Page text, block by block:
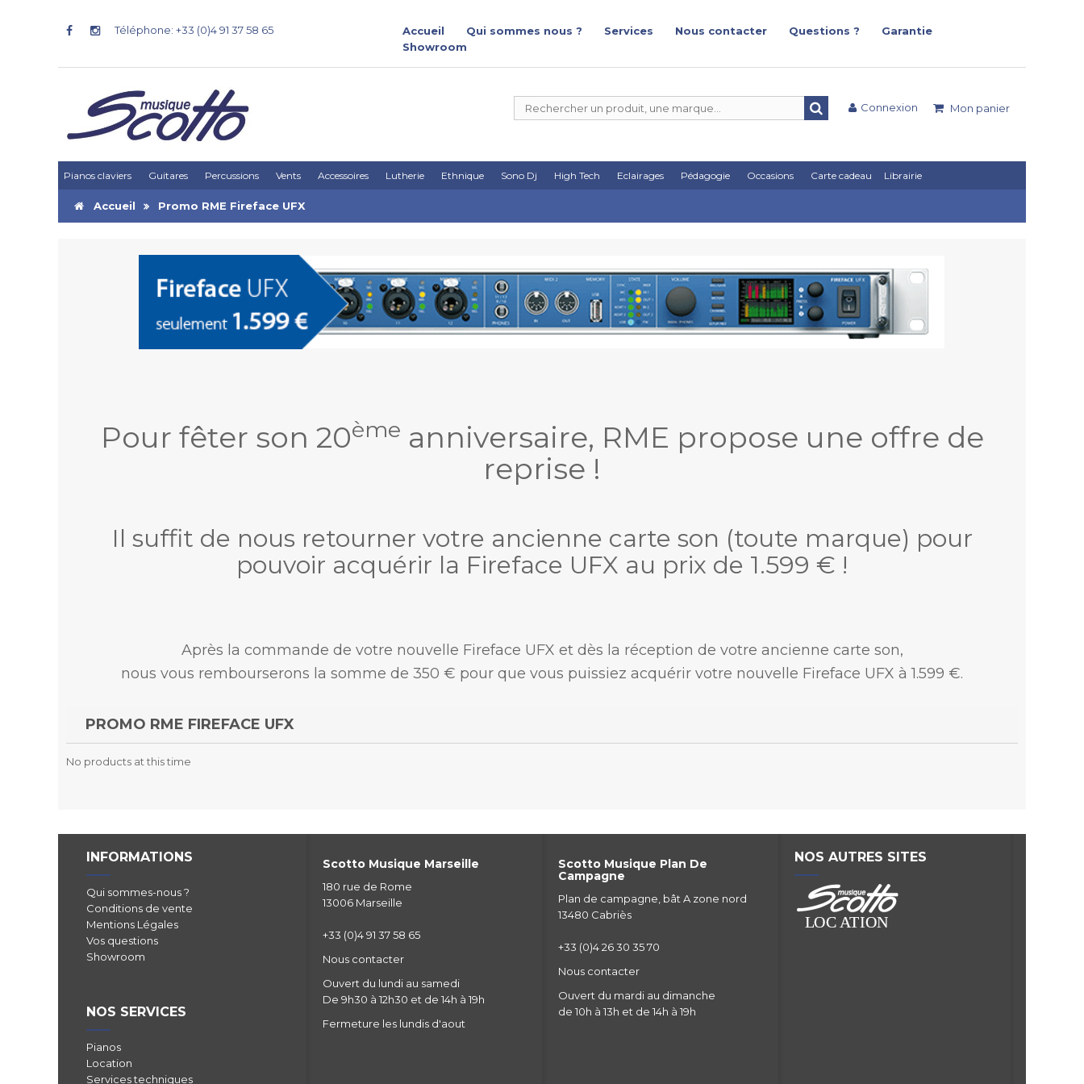
Téléphone: +33 (0)4 91 37 58 65 Accueil Qui sommes nous ? Services Nous contacter Questions ?
Garantie
Showroom
Mon panier
Connexion
Pianos claviers Guitares Percussions Vents Accessoires Lutherie Ethnique Sono Dj High Tech Eclairages Pédagogie Occasions Carte cadeau Librairie
Accueil Promo RME Fireface UFX
Pour fêter son 20ème anniversaire, RME propose une offre de
reprise !
Il suffit de nous retourner votre ancienne carte son (toute marque) pour
pouvoir acquérir la Fireface UFX au prix de 1.599 € !
Après la commande de votre nouvelle Fireface UFX et dès la réception de votre ancienne carte son,
nous vous rembourserons la somme de 350 € pour que vous puissiez acquérir votre nouvelle Fireface UFX à 1.599 €.
PROMO RME FIREFACE UFX
No products at this time
INFORMATIONS
Qui sommes-nous ?
Conditions de vente
Mentions Légales
Vos questions
Showroom
NOS SERVICES
Pianos
Location
Services techniques
Scotto Musique Marseille
180 rue de Rome
13006 Marseille
+33 (0)4 91 37 58 65
Nous contacter
Ouvert du lundi au samedi
De 9h30 à 12h30 et de 14h à 19h
Fermeture les lundis d'aout
Scotto Musique Plan De
Campagne
Plan de campagne, bât A zone nord
13480 Cabriès
+33 (0)4 26 30 35 70
Nous contacter
Ouvert du mardi au dimanche
de 10h à 13h et de 14h à 19h
NOS AUTRES SITES